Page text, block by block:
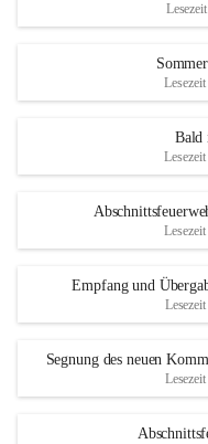
Bald
Empfang und
Segnung des neuen